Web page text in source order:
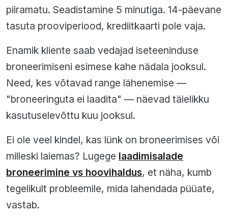
piiramatu. Seadistamine 5 minutiga. 14-päevane
tasuta prooviperiood, krediitkaarti pole vaja.
Enamik kliente saab vedajad iseteeninduse
broneerimiseni esimese kahe nädala jooksul.
Need, kes võtavad range lähenemise —
"broneeringuta ei laadita" — näevad täielikku
kasutuselevõttu kuu jooksul.
Ei ole veel kindel, kas lünk on broneerimises või
milleski laiemas? Lugege laadimisalade
broneerimine vs hoovihaldus, et näha, kumb
tegelikult probleemile, mida lahendada püüate,
vastab.